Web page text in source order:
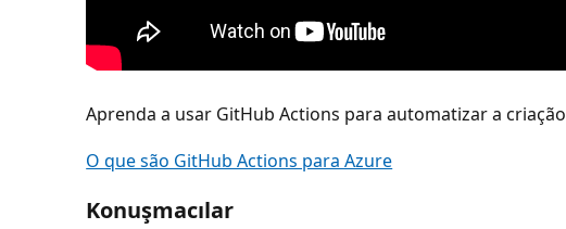
Aprenda a usar GitHub Actions para automatizar a
O que são GitHub Actions para Azure
Konuşmacılar